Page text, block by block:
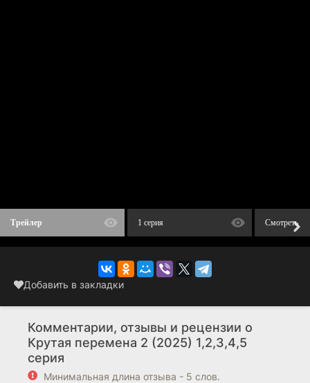
Трейлер 1 серия Смотреть
Добавить в закладки
Комментарии, отзывы и рецензии о
Крутая перемена 2 (2025) 1,2,3,4,5
серия
Минимальная длина отзыва - 5 слов.